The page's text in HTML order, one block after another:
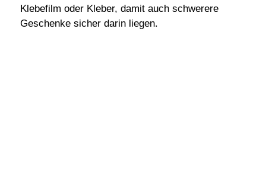
Klebefilm oder Kleber, damit auch schwerere
Geschenke sicher darin liegen.